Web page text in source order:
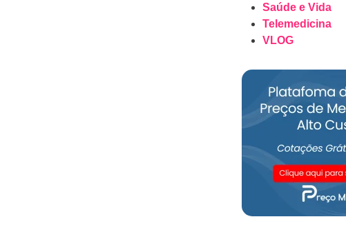
Saúde e Vida
Telemedicina
VLOG